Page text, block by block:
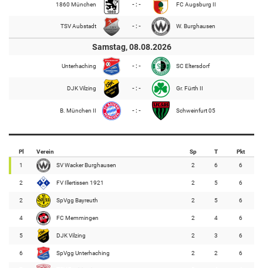
1860 München - : - FC Augsburg II
TSV Aubstadt - : - W. Burghausen
Samstag, 08.08.2026
Unterhaching - : - SC Eltersdorf
DJK Vilzing - : - Gr. Fürth II
B. München II - : - Schweinfurt 05
Pl Verein Sp T Pkt
1 SV Wacker Burghausen 2 6 6
2 FV Illertissen 1921 2 5 6
2 SpVgg Bayreuth 2 5 6
4 FC Memmingen 2 4 6
5 DJK Vilzing 2 3 6
6 SpVgg Unterhaching 2 2 6